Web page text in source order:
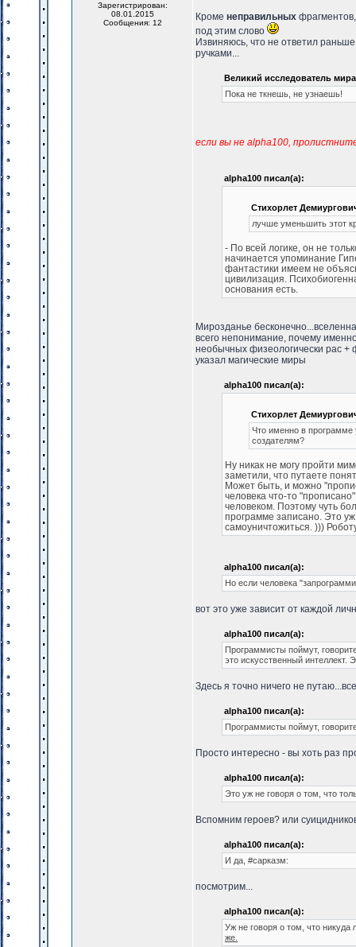
Зарегистрирован:
08.01.2015
Сообщения: 12
Кроме неправильных
под этим слово
Извиняюсь, что не ответил
ручками...
Великий исследователь
Пока не ткнешь, не узнаешь!
если вы не alpha100,
alpha100 писал(а):
Стихорлет
лучше уменьшить этот
- По всей логике, он не
начинается упоминание
фантастики имеем не
цивилизация.
основания есть.
Мирозданье
всего непонимание, почему
необычных физеологически рас +
указал магические миры
alpha100 писал(а):
Стихорлет
Что именно в программе
создателям?
Ну никак не могу пройти
заметили, что путаете
Может быть, и можно
человека что-то
человеком. Поэтому чуть
программе записано. Это
самоуничтожиться. )))
alpha100 писал(а):
Но если человека
вот это уже зависит от каждой
alpha100 писал(а):
Программисты поймут,
это искусственный интеллект.
Здесь я точно ничего не
alpha100 писал(а):
Программисты поймут,
Просто интересно - вы хоть раз
alpha100 писал(а):
Это уж не говоря о том, что
Вспомним героев? или
alpha100 писал(а):
И да, #сарказм:
посмотрим...
alpha100 писал(а):
Уж не говоря о том, что никуда
же.